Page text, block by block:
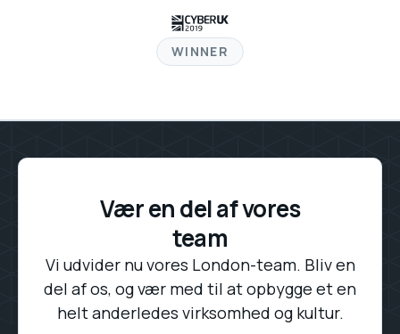
WINNER
Vær en del af vores
team
Vi udvider nu vores London-team. Bliv en
del af os, og vær med til at opbygge et en
helt anderledes virksomhed og kultur.